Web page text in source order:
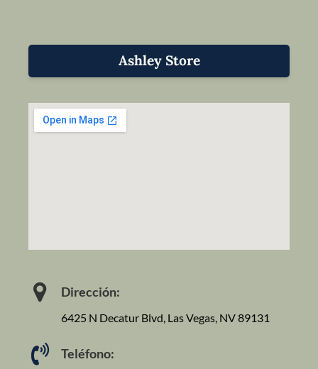
Ashley Store
Dirección:
6425 N Decatur Blvd, Las Vegas, NV 89131
Teléfono: